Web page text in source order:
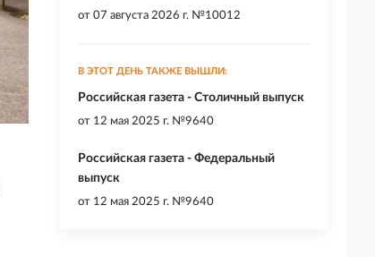
от 07 августа 2026 г. №10012
В ЭТОТ ДЕНЬ ТАКЖЕ ВЫШЛИ:
Российская газета - Столичный выпуск
от 12 мая 2025 г. №9640
Российская газета - Федеральный
выпуск
от 12 мая 2025 г. №9640